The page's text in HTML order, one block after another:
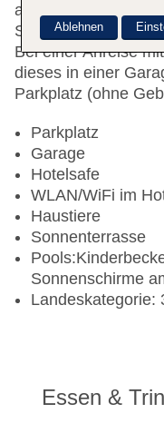
am Tourdesk
Spielplatz gehören
Bei einer Anreise
dieses in einer
Parkplatz (ohne
Parkplatz
Garage
Hotelsafe
WLAN/WiFi im
Haustiere
Sonnenterrasse
Sonnenschirme
Landeskategorie:
Essen &
Ablehnen